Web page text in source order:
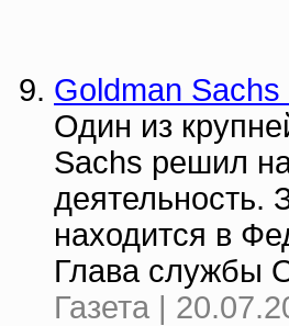
Goldman
Один из
Sachs решил
деятельность.
находится в
Глава службы
Газета |